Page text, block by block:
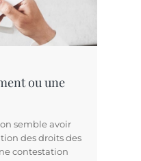
ou une
semble avoir
des droits des
contestation